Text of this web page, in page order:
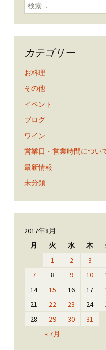
検索:
カテゴリー
お料理
その他
イベント
ブログ
ワイン
営業日・営業時間につい
最新情報
未分類
2017年8月
月
火 水 木
« 7月
1 2 3
7
8 9 10
14
15 16 17
21
22 23 24
28
29 30 31